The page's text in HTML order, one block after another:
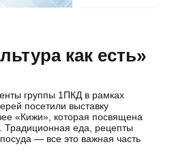
как есть»
группы 1ПКД в рамках
посетили выставку
«Кижи», которая посвящена
Традиционная еда, рецепты
— все это важная часть